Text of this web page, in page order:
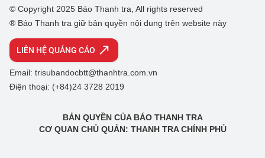
© Copyright 2025 Báo Thanh tra, All rights reserved
® Báo Thanh tra giữ bản quyền nội dung trên website này
LIÊN HỆ QUẢNG CÁO
Email: trisubandocbtt@thanhtra.com.vn
Điện thoại: (+84)24 3728 2019
BẢN QUYỀN CỦA BÁO THANH TRA
CƠ QUAN CHỦ QUẢN: THANH TRA CHÍNH PHỦ